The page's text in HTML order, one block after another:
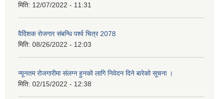
मिति: 12/07/2022 - 11:31
वैदेिशक राेजगार संबन्धि पर्श्व चित्र 2078
मिति: 08/26/2022 - 12:03
न्यूनतम रोजगारीमा संलग्न हुनको लागि निवेदन दिने बारेको सूचना ।
मिति: 02/15/2022 - 12:38